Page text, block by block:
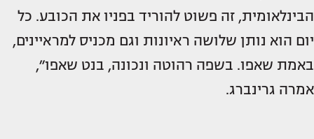
הבינלאומית, זה פשוט להוריד בפניו את הכובע. כל
יום הוא נותן שלושה ראיונות וגם מכניס למראיינים,
באמת שאפו. בשפה רהוטה ונכונה, בנט שאפו״,
אמרה גרינברג.